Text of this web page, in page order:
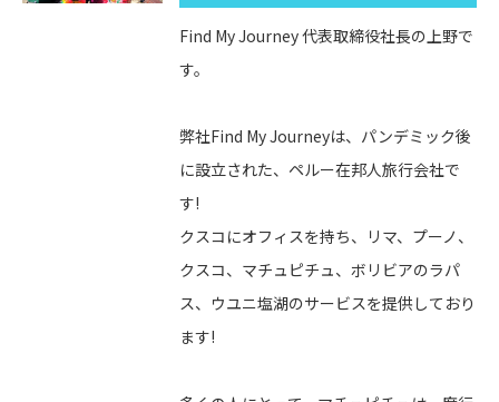
Find My Journey 代表取締役社長の上野で
す。
弊社Find My Journeyは、パンデミック後
に設立された、ペルー在邦人旅行会社で
す!
クスコにオフィスを持ち、リマ、プーノ、
クスコ、マチュピチュ、ボリビアのラパ
ス、ウユニ塩湖のサービスを提供しており
ます!